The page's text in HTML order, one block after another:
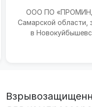
ООО ПО
Самарской области,
в